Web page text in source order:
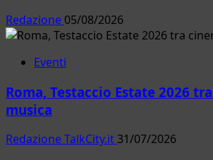
Redazione 05/08/2026
Eventi
Roma, Testaccio Estate 2026
musica
Redazione TalkCity.it 31/07/2026